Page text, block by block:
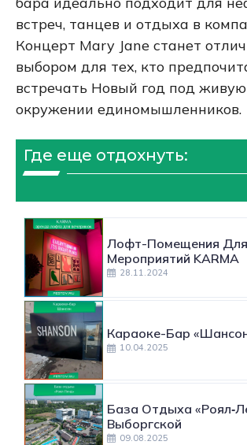
встреч, танцев и отдыха в
Концерт Mary Jane станет
выбором для тех, кто
встречать Новый год под
окружении единомышленников.
Где еще отдохнуть:
Лофт-Помещения Для
Мероприятий KARMA
28.11.2024
Караоке-Бар
10.04.2025
База Отдыха
Выборгской
09.08.2025